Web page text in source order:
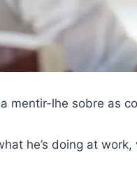
mentir-lhe sobre as
he’s doing at